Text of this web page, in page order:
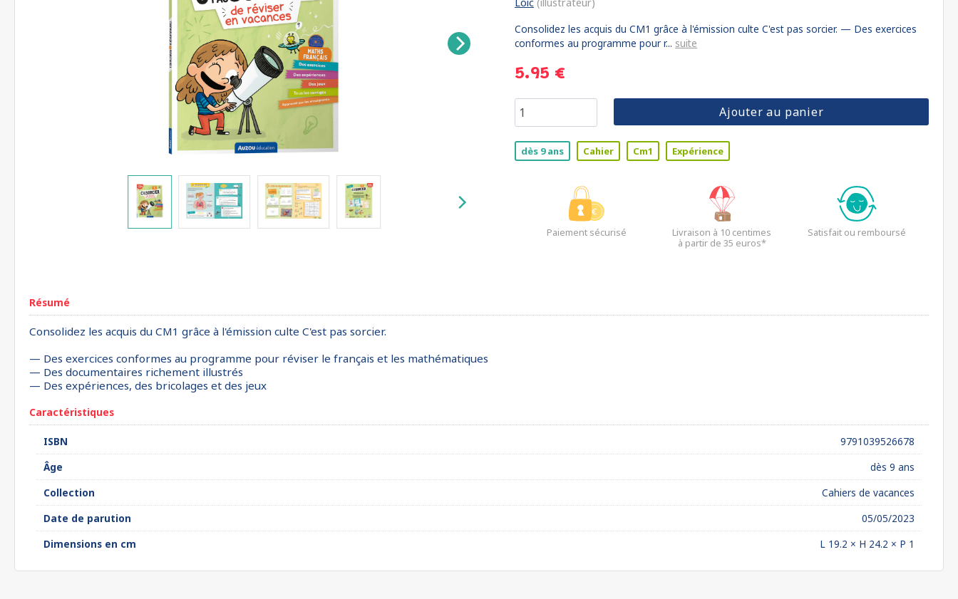
Consolidez les acquis du CM1 grâce à l'émission culte C'est pas sorcier. — Des exercices
conformes au programme pour r... suite
5.95 €
Ajouter au panier
dès 9 ans Cahier Cm1 Expérience
Paiement sécurisé
Livraison à 10 centimes
à partir de 35 euros*
Satisfait ou remboursé
Résumé
Consolidez les acquis du CM1 grâce à l'émission culte C'est pas sorcier.
— Des exercices conformes au programme pour réviser le français et les mathématiques
— Des documentaires richement illustrés
— Des expériences, des bricolages et des jeux
Caractéristiques
ISBN
9791039526678
Âge
dès 9 ans
Collection
Cahiers de vacances
Date de parution
05/05/2023
Dimensions en cm
L 19.2 × H 24.2 × P 1